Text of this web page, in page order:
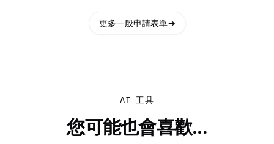
更多一般申請表單→
AI 工具
您可能也會喜歡...